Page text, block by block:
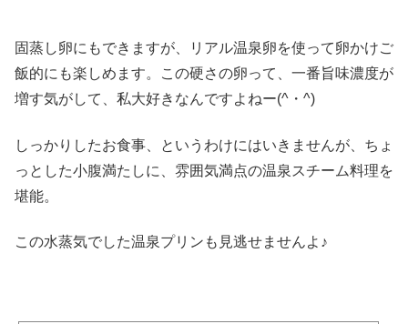
固蒸し卵にもできますが、リアル温泉卵を使って卵かけご
飯的にも楽しめます。この硬さの卵って、一番旨味濃度が
増す気がして、私大好きなんですよねー(^・^)
しっかりしたお食事、というわけにはいきませんが、ちょ
っとした小腹満たしに、雰囲気満点の温泉スチーム料理を
堪能。
この水蒸気でした温泉プリンも見逃せませんよ♪